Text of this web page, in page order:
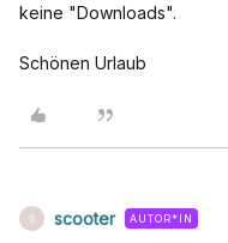
keine "Downloads".
Schönen Urlaub
S scooter AUTOR*IN